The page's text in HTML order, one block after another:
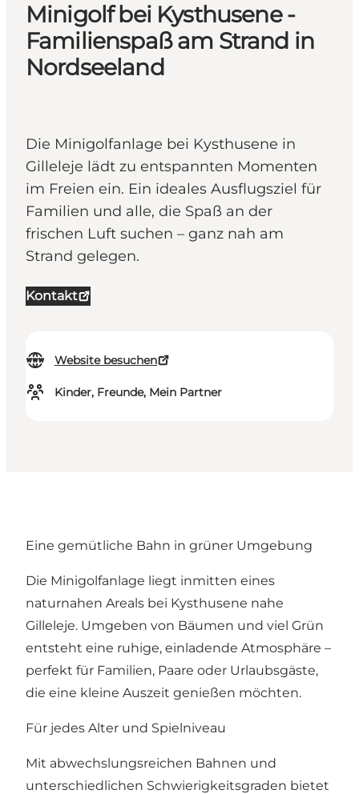
Minigolf bei Kysthusene -
Familienspaß am Strand in
Nordseeland
Die Minigolfanlage bei Kysthusene in
Gilleleje lädt zu entspannten Momenten
im Freien ein. Ein ideales Ausflugsziel für
Familien und alle, die Spaß an der
frischen Luft suchen – ganz nah am
Strand gelegen.
Kontakt
Website besuchen
Kinder, Freunde, Mein Partner
Eine gemütliche Bahn in grüner Umgebung
Die Minigolfanlage liegt inmitten eines
naturnahen Areals bei Kysthusene nahe
Gilleleje. Umgeben von Bäumen und viel Grün
entsteht eine ruhige, einladende Atmosphäre –
perfekt für Familien, Paare oder Urlaubsgäste,
die eine kleine Auszeit genießen möchten.
Für jedes Alter und Spielniveau
Mit abwechslungsreichen Bahnen und
unterschiedlichen Schwierigkeitsgraden bietet